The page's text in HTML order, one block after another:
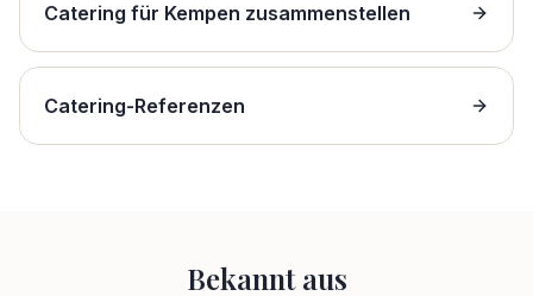
Catering für Kempen zusammenstellen
Catering-Referenzen
Bekannt aus